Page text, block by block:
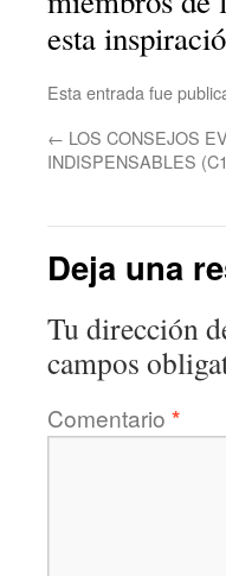
esta
Esta entrada fue
← LOS CONSEJOS
INDISPENSABLES
Deja una
Tu dirección
campos
Comentario *